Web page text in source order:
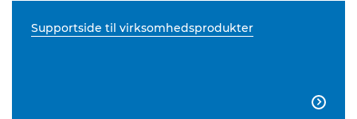
Supportside til virksomhedsprodukter
